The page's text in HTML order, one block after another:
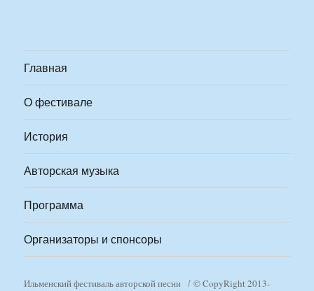
Главная
О фестивале
История
Авторская музыка
Программа
Организаторы и спонсоры
Ильменский фестиваль авторской песни © CopyRight 2013-